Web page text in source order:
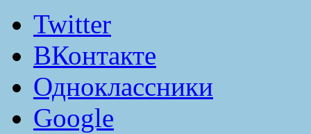
Twitter
ВКонтакте
Одноклассники
Google